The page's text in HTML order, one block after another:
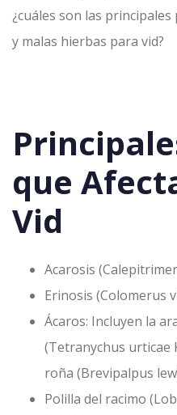
¿cuáles son las
y malas hierbas para vid?
que
Vid
Acarosis
Erinosis (Colomerus
Ácaros: Incluyen la
(Tetranychus urticae
roña (Brevipalpus
Polilla del racimo